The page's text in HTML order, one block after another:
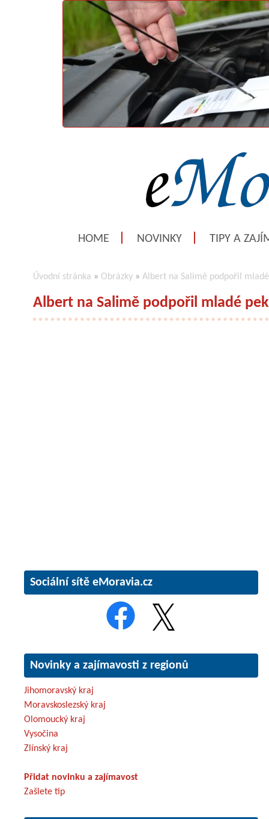
HOME NOVINKY TIPY A
Úvodní stránka » Obrázky » Albert na Salimě podpořil
Albert na Salimě podpořil mladé
Sociální sítě eMoravia.cz
Novinky a zajímavosti z regionů
Jihomoravský kraj
Moravskoslezský kraj
Olomoucký kraj
Vysočina
Zlínský kraj
Přidat novinku a zajímavost
Zašlete tip